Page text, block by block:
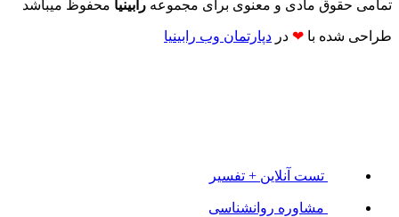
تمامی حقوق مادی و معنوی برای مجموعه رابینیا محفوظ میباشد
طراحی شده با ❤ در دپارتمان وب رابینیا​​
تست آنلاین + تفسیر
مشاوره روانشناسی